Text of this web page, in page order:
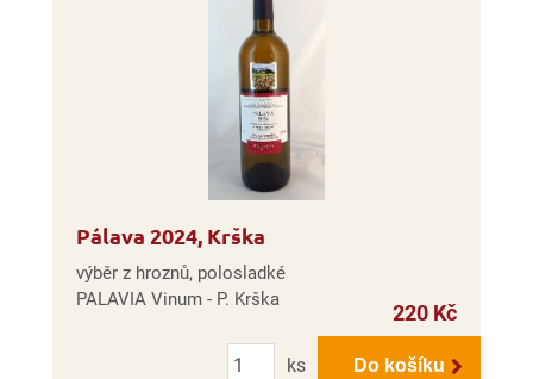
Pálava 2024, Krška
výběr z hroznů, polosladké
PALAVIA Vinum - P. Krška
220 Kč
Počet
ks
Do košíku